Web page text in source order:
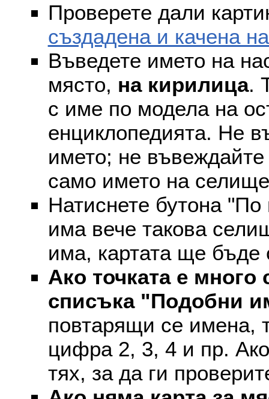
Проверете дали
създадена и качена
Въведете името на
място, на кирилица.
с име по модела на
енциклопедията. Не
името; не въвеждайте
само името на
Натиснете бутона
има вече такова
има, картата ще бъде
Ако точката е много
списъка "Подобни
повтарящи се имена,
цифра 2, 3, 4 и пр.
тях, за да ги